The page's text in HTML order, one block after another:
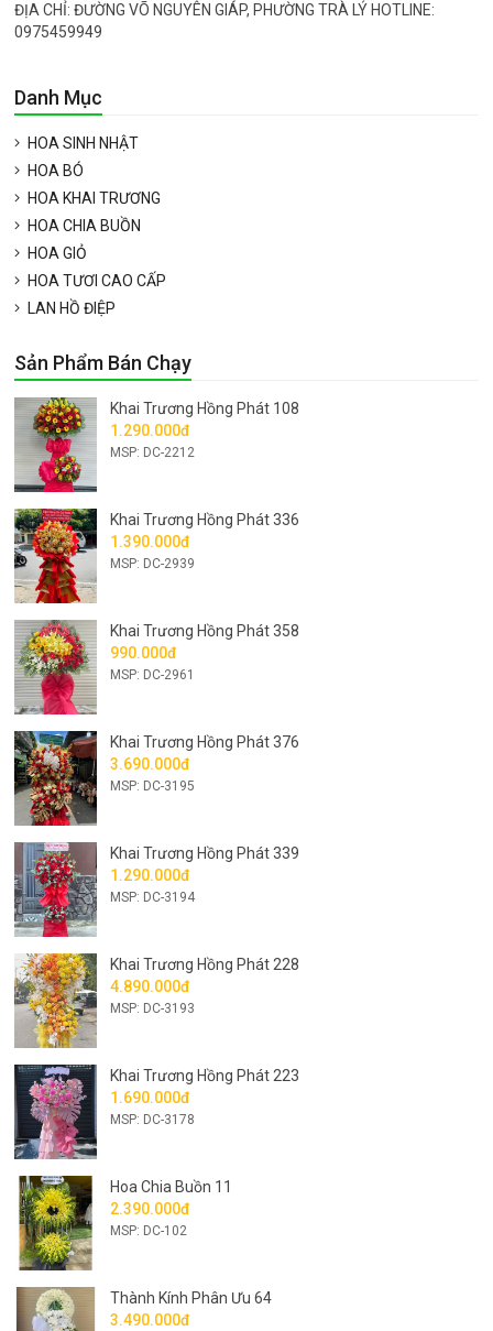
ĐỊA CHỈ: ĐƯỜNG VÕ NGUYÊN GIÁP, PHƯỜNG TRÀ LÝ HOTLINE:
0975459949
Danh Mục
HOA SINH NHẬT
HOA BÓ
HOA KHAI TRƯƠNG
HOA CHIA BUỒN
HOA GIỎ
HOA TƯƠI CAO CẤP
LAN HỒ ĐIỆP
Sản Phẩm Bán Chạy
Khai Trương Hồng Phát 108
1.290.000đ
MSP: DC-2212
Khai Trương Hồng Phát 336
1.390.000đ
MSP: DC-2939
Khai Trương Hồng Phát 358
990.000đ
MSP: DC-2961
Khai Trương Hồng Phát 376
3.690.000đ
MSP: DC-3195
Khai Trương Hồng Phát 339
1.290.000đ
MSP: DC-3194
Khai Trương Hồng Phát 228
4.890.000đ
MSP: DC-3193
Khai Trương Hồng Phát 223
1.690.000đ
MSP: DC-3178
Hoa Chia Buồn 11
2.390.000đ
MSP: DC-102
Thành Kính Phân Ưu 64
3.490.000đ